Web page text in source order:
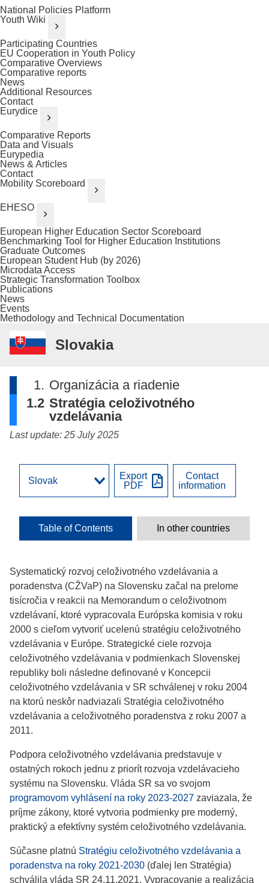
National Policies Platform
Youth Wiki
Participating Countries
EU Cooperation in Youth Policy
Comparative Overviews
Comparative reports
News
Additional Resources
Contact
Eurydice
Comparative Reports
Data and Visuals
Eurypedia
News & Articles
Contact
Mobility Scoreboard
EHESO
European Higher Education Sector Scoreboard
Benchmarking Tool for Higher Education Institutions
Graduate Outcomes
European Student Hub (by 2026)
Microdata Access
Strategic Transformation Toolbox
Publications
News
Events
Methodology and Technical Documentation
Slovakia
1. Organizácia a riadenie
1.2 Stratégia celoživotného
vzdelávania
Last update: 25 July 2025
Systematický rozvoj celoživotného vzdelávania a
poradenstva (CŽVaP) na Slovensku začal na prelome
tisícročia v reakcii na Memorandum o celoživotnom
vzdelávaní, ktoré vypracovala Európska komisia v roku
2000 s cieľom vytvoriť ucelenú stratégiu celoživotného
vzdelávania v Európe. Strategické ciele rozvoja
celoživotného vzdelávania v podmienkach Slovenskej
republiky boli následne definované v Koncepcii
celoživotného vzdelávania v SR schválenej v roku 2004
na ktorú neskôr nadviazali Stratégia celoživotného
vzdelávania a celoživotného poradenstva z roku 2007 a
2011.
Podpora celoživotného vzdelávania predstavuje v
ostatných rokoch jednu z priorít rozvoja vzdelávacieho
systému na Slovensku. Vláda SR sa vo svojom
programovom vyhlásení na roky 2023-2027 zaviazala, že
príjme zákony, ktoré vytvoria podmienky pre moderný,
praktický a efektívny systém celoživotného vzdelávania.
Súčasne platnú Stratégiu celoživotného vzdelávania a
poradenstva na roky 2021-2030 (ďalej len Stratégia)
schválila vláda SR 24.11.2021. Vypracovanie a realizácia
Export
PDF
Contact
information
Table of Contents In other countries